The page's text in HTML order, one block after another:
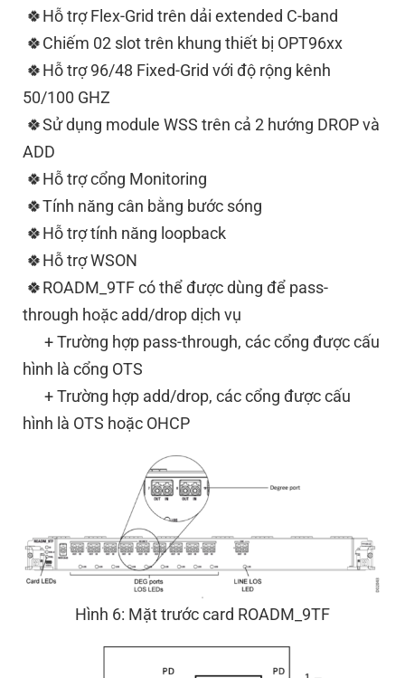
🍀Hỗ trợ Flex-Grid trên dải extended C-band
🍀Chiếm 02 slot trên khung thiết bị OPT96xx
🍀Hỗ trợ 96/48 Fixed-Grid với độ rộng kênh
50/100 GHZ
🍀Sử dụng module WSS trên cả 2 hướng DROP và
ADD
🍀Hỗ trợ cổng Monitoring
🍀Tính năng cân bằng bước sóng
🍀Hỗ trợ tính năng loopback
🍀Hỗ trợ WSON
🍀ROADM_9TF có thể được dùng để pass-
through hoặc add/drop dịch vụ
+ Trường hợp pass-through, các cổng được cấu
hình là cổng OTS
+ Trường hợp add/drop, các cổng được cấu
hình là OTS hoặc OHCP
Hình 6: Mặt trước card ROADM_9TF